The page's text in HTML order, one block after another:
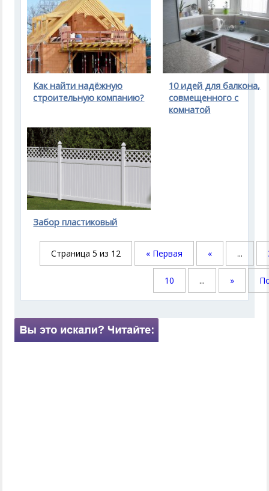
Как найти надёжную
строительную компанию?
10 идей для балкона,
совмещенного с
комнатой
Забор пластиковый
Страница 5 из 12 « Первая « ...
10 ... »